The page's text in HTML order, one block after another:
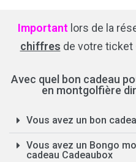
Important lors de la
chiffres de votre ticket
Avec quel bon cadeau
en montgolfière
Vous avez un bon
Vous avez un Bongo
cadeau Cadeaubox